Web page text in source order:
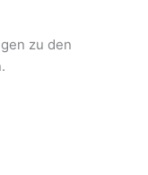
zu den